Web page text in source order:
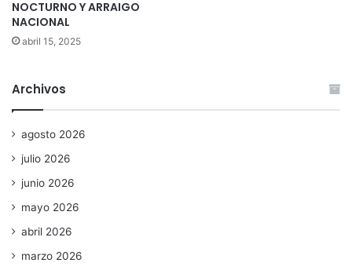
NOCTURNO Y ARRAIGO
NACIONAL
abril 15, 2025
Archivos
agosto 2026
julio 2026
junio 2026
mayo 2026
abril 2026
marzo 2026